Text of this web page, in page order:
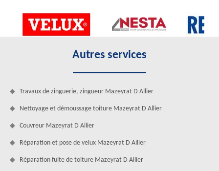
Autres services
Travaux de zinguerie, zingueur Mazeyrat D Allier
Nettoyage et démoussage toiture Mazeyrat D Allier
Couvreur Mazeyrat D Allier
Réparation et pose de velux Mazeyrat D Allier
Réparation fuite de toiture Mazeyrat D Allier